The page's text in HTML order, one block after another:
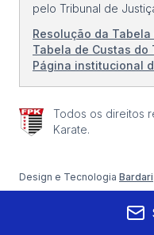
pelo Tribunal de
Resolução da Tabela
Tabela de Custas do
Página institucional
Todos os direitos
Karate.
Design e Tecnologia Bardari